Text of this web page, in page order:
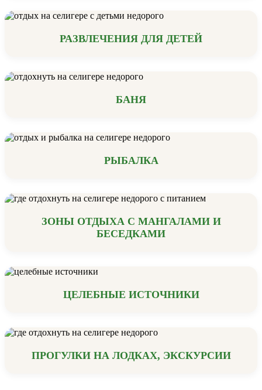
РАЗВЛЕЧЕНИЯ ДЛЯ ДЕТЕЙ
БАНЯ
РЫБАЛКА
ЗОНЫ ОТДЫХА С МАНГАЛАМИ И
БЕСЕДКАМИ
ЦЕЛЕБНЫЕ ИСТОЧНИКИ
ПРОГУЛКИ НА ЛОДКАХ, ЭКСКУРСИИ